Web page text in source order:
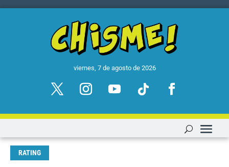
viernes, 7 de agosto de 2026
RATING